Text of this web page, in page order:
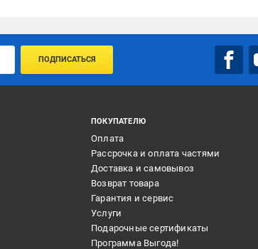
ПОДПИСАТЬСЯ
ПОКУПАТЕЛЮ
Оплата
Рассрочка и оплата частями
Доставка и самовывоз
Возврат товара
Гарантия и сервис
Услуги
Подарочные сертификаты
Программа Выгода!